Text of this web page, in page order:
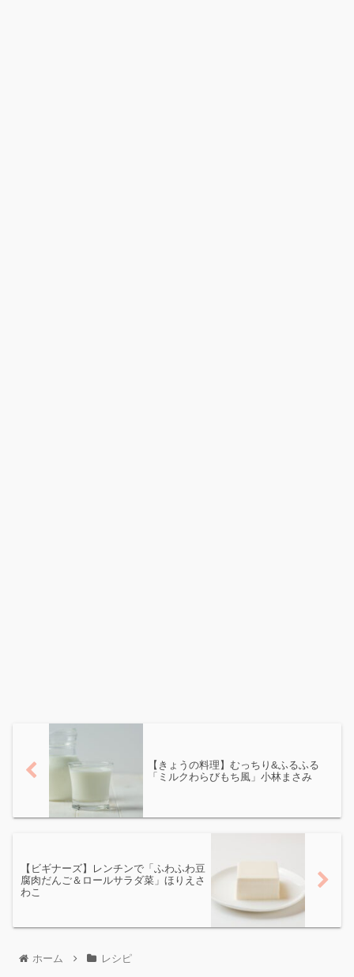
【きょうの料理】むっちり&ふるふる
「ミルクわらびもち風」小林まさみ
【ビギナーズ】レンチンで「ふわふわ豆
腐肉だんご＆ロールサラダ菜」ほりえさ
わこ
ホーム レシピ